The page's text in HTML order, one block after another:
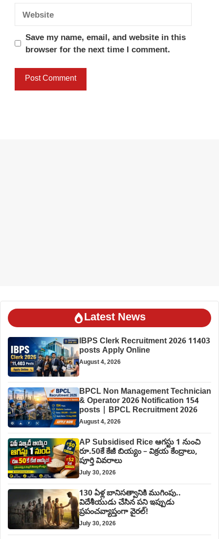
Website
Save my name, email, and website in this
browser for the next time I comment.
Latest News
IBPS Clerk Recruitment 2026 11403
posts Apply Online
August 4, 2026
BPCL Non Management Technician
& Operator 2026 Notification 154
posts | BPCL Recruitment 2026
August 4, 2026
AP Subsidised Rice ఆగస్టు 1 నుంచి
రూ.50కే కేజీ బియ్యం – విక్రయ కేంద్రాలు,
పూర్తి వివరాలు
July 30, 2026
130 ఏళ్ల బానిసత్వానికి ముగింపు..
విదేశీయుడు చేసిన పని ఇప్పుడు
ప్రపంచవ్యాప్తంగా వైరల్!
July 30, 2026